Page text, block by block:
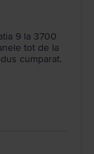
9 la 3700
tot de la
cumparat.